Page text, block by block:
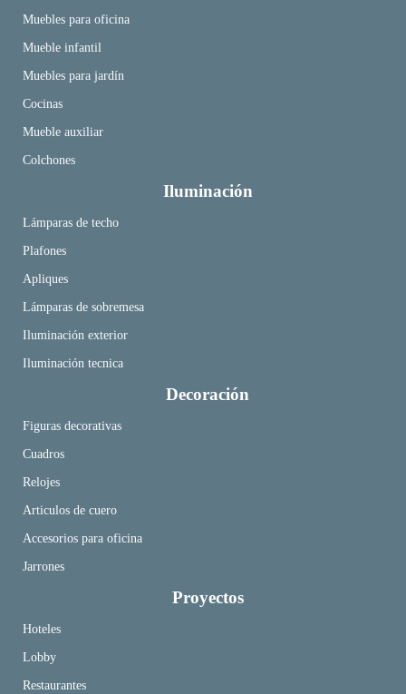
Muebles para oficina
Mueble infantil
Muebles para jardín
Cocinas
Mueble auxiliar
Colchones
Iluminación
Lámparas de techo
Plafones
Apliques
Lámparas de sobremesa
Iluminación exterior
Iluminación tecnica
Decoración
Figuras decorativas
Cuadros
Relojes
Articulos de cuero
Accesorios para oficina
Jarrones
Proyectos
Hoteles
Lobby
Restaurantes